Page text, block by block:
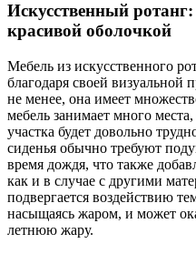
Искусственный
красивой оболочкой
Мебель из искусственного
благодаря своей визуальной
не менее, она имеет
мебель занимает много
участка будет довольно
сиденья обычно требуют
время дождя, что также
как и в случае с другими
подвергается воздействию
насыщаясь жаром, и может
летнюю жару.